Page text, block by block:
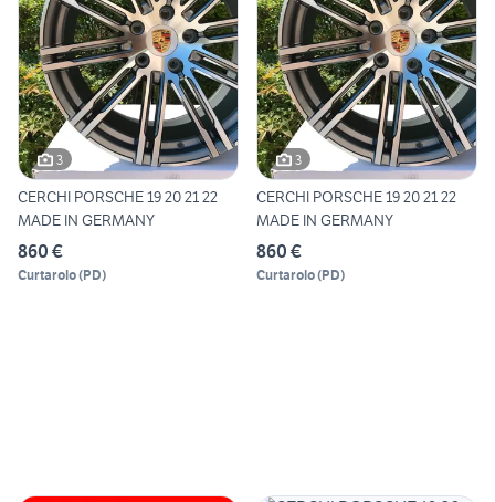
3
CERCHI PORSCHE 19 20 21 22
MADE IN GERMANY
860 €
Curtarolo(PD)
3
CERCHI PORSCHE 19 20 21 22
MADE IN GERMANY
860 €
Curtarolo(PD)